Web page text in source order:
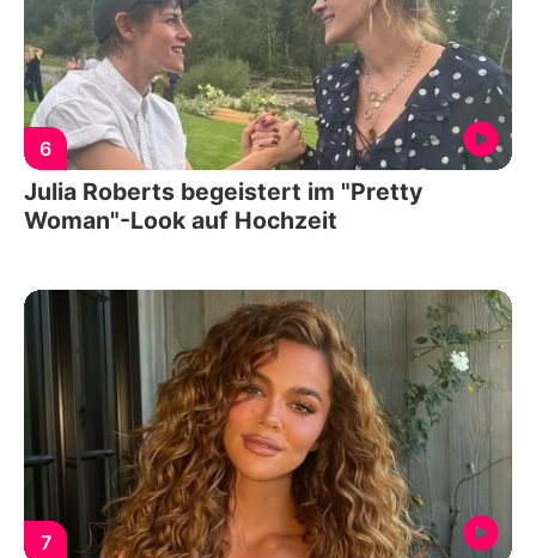
6
Julia Roberts begeistert im "Pretty
Woman"-Look auf Hochzeit
7